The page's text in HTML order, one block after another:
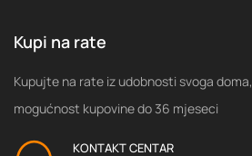
Kupi na rate
Kupujte na rate iz udobnosti svoga doma,
mogućnost kupovine do 36 mjeseci
KONTAKT CENTAR